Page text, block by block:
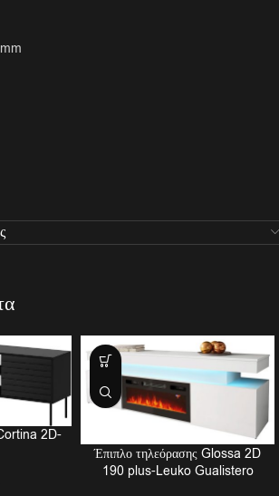
2D-
Έπιπλο τηλεόρασης Glossa 2D
190 plus-Leuko Gualistero